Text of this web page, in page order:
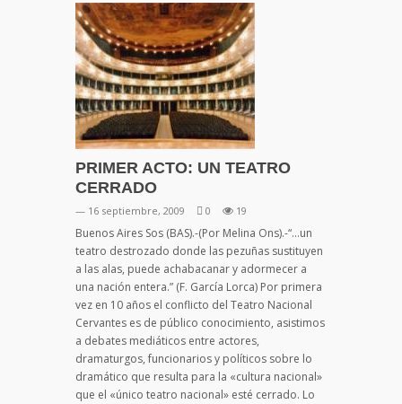
PRIMER ACTO: UN TEATRO
CERRADO
— 16 septiembre, 2009 0 19
Buenos Aires Sos (BAS).-(Por Melina Ons).-“…un
teatro destrozado donde las pezuñas sustituyen
a las alas, puede achabacanar y adormecer a
una nación entera.” (F. García Lorca) Por primera
vez en 10 años el conflicto del Teatro Nacional
Cervantes es de público conocimiento, asistimos
a debates mediáticos entre actores,
dramaturgos, funcionarios y políticos sobre lo
dramático que resulta para la «cultura nacional»
que el «único teatro nacional» esté cerrado. Lo